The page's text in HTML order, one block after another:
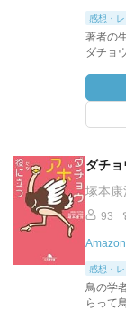
感想・
著者の
ダチョ
ダチ
塚本康
93
感想・
鳥の学
らって